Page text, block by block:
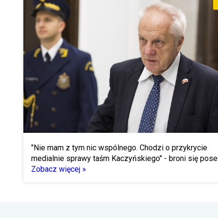
"Nie mam z tym nic wspólnego. Chodzi o przykrycie
medialnie sprawy taśm Kaczyńskiego" - broni się
Zobacz więcej »